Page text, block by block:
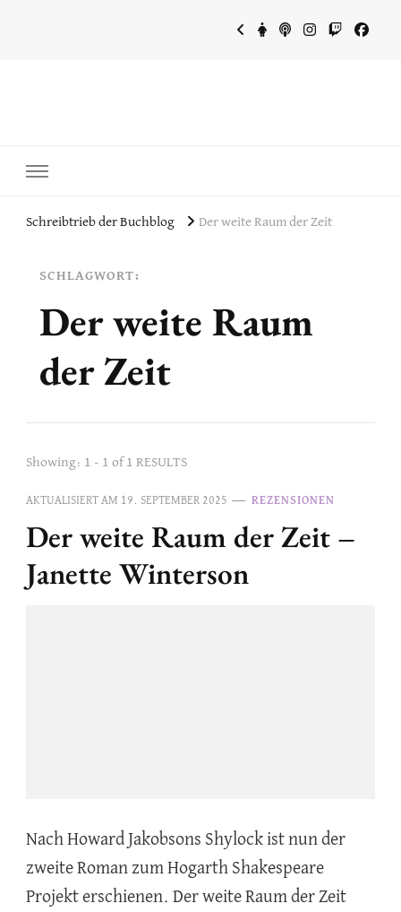
Schreibtrieb der Buchblog Der weite Raum der Zeit
SCHLAGWORT:
Der weite Raum
der Zeit
Showing: 1 - 1 of 1 RESULTS
AKTUALISIERT AM 19. SEPTEMBER 2025 REZENSIONEN
Der weite Raum der Zeit –
Janette Winterson
Nach Howard Jakobsons Shylock ist nun der
zweite Roman zum Hogarth Shakespeare
Projekt erschienen. Der weite Raum der Zeit